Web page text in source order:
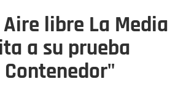
libre La Media
a su prueba